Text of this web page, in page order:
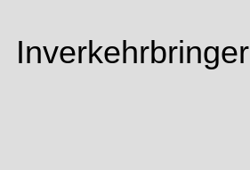
Inverkehrbringer